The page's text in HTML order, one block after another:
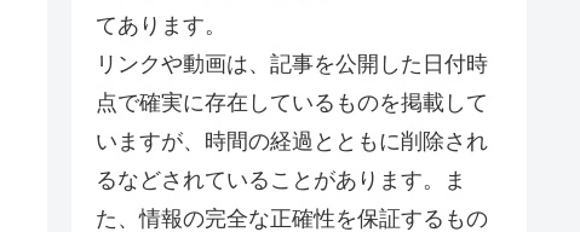
てあります。
リンクや動画は、記事を公開した日付時
点で確実に存在しているものを掲載して
いますが、時間の経過とともに削除され
るなどされていることがあります。ま
た、情報の完全な正確性を保証するもの